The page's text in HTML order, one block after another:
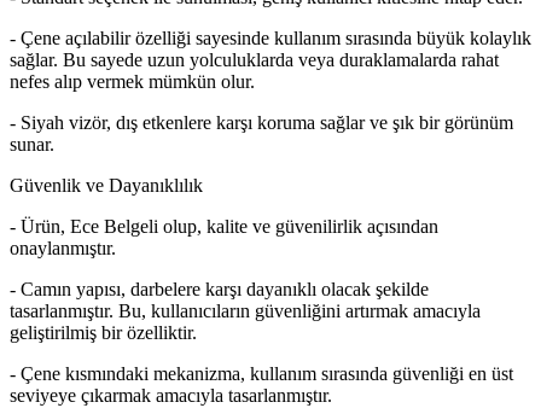
- Çene açılabilir özelliği sayesinde kullanım sırasında büyük kolaylık
sağlar. Bu sayede uzun yolculuklarda veya duraklamalarda rahat
nefes alıp vermek mümkün olur.
- Siyah vizör, dış etkenlere karşı koruma sağlar ve şık bir görünüm
sunar.
Güvenlik ve Dayanıklılık
- Ürün, Ece Belgeli olup, kalite ve güvenilirlik açısından
onaylanmıştır.
- Camın yapısı, darbelere karşı dayanıklı olacak şekilde
tasarlanmıştır. Bu, kullanıcıların güvenliğini artırmak amacıyla
geliştirilmiş bir özelliktir.
- Çene kısmındaki mekanizma, kullanım sırasında güvenliği en üst
seviyeye çıkarmak amacıyla tasarlanmıştır.